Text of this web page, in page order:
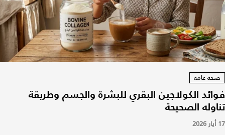
صحة عامة
فوائد الكولاجين البقري للبشرة والجسم وطريقة
تناوله الصحيحة
17 أيار 2026